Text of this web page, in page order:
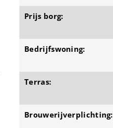
Prijs borg:
Bedrijfswoning:
Terras:
Brouwerijverplichting: